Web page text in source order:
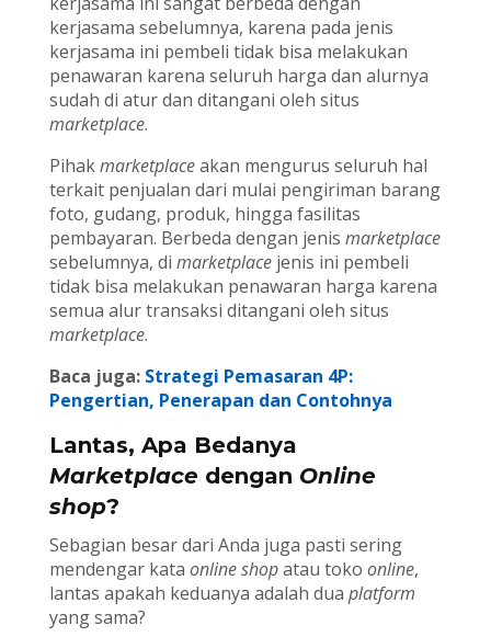
kerjasama sebelumnya, karena pada jenis
kerjasama ini pembeli tidak bisa melakukan
penawaran karena seluruh harga dan alurnya
sudah di atur dan ditangani oleh situs
marketplace.
Pihakmarketplaceakan mengurus seluruh hal
terkait penjualan dari mulai pengiriman barang
foto, gudang, produk, hingga fasilitas
pembayaran. Berbeda dengan jenis marketplace
sebelumnya, di marketplacejenis ini pembeli
tidak bisa melakukan penawaran harga karena
semua alur transaksi ditangani oleh situs
marketplace.
Baca juga: Strategi Pemasaran 4P:
Pengertian, Penerapan dan Contohnya
Lantas, Apa Bedanya
Marketplace dengan Online
shop?
Sebagian besar dari Anda juga pasti sering
mendengar kata online shopatau toko online,
lantas apakah keduanya adalah dua platform
yang sama?